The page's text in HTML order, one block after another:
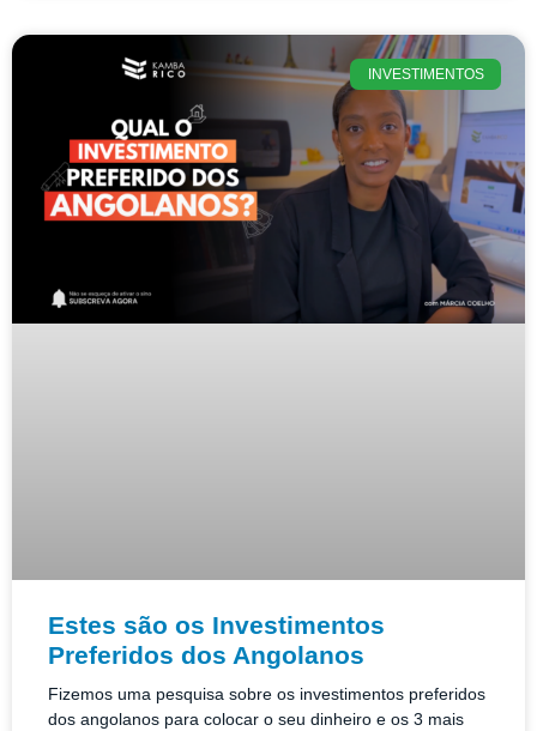
INVESTIMENTOS
Estes são os Investimentos
Preferidos dos Angolanos
Fizemos uma pesquisa sobre os investimentos preferidos
dos angolanos para colocar o seu dinheiro e os 3 mais